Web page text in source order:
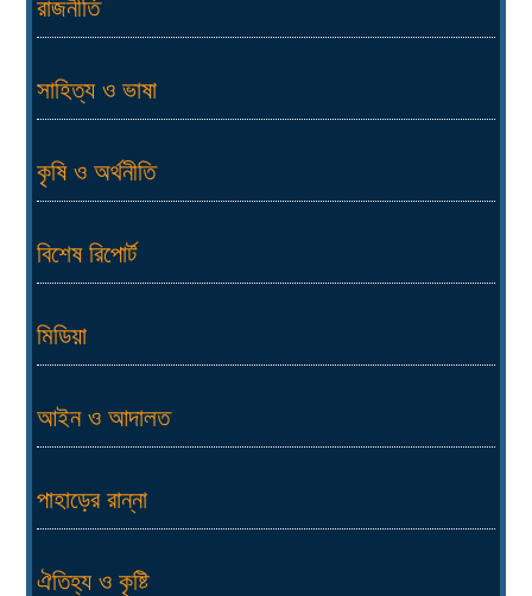
রাজনীতি
সাহিত্য ও ভাষা
কৃষি ও অর্থনীতি
বিশেষ রিপোর্ট
মিডিয়া
আইন ও আদালত
পাহাড়ের রান্না
ঐতিহ্য ও কৃষ্টি